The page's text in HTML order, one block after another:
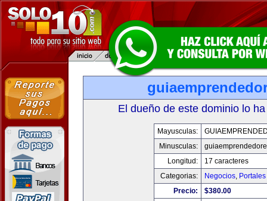
El dueño de este dominio lo
Mayusculas:
Minusculas:
Longitud:
17 caracteres
Categorias:
Negocios, Portales
Precio:
$380.00